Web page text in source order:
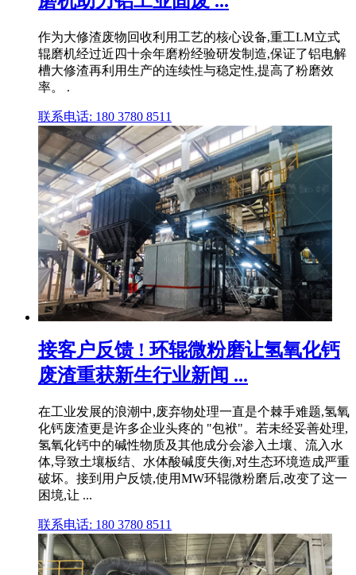
作为大修渣废物回收利用工艺的核心设备,重工LM立式
辊磨机经过近四十余年磨粉经验研发制造,保证了铝电解
槽大修渣再利用生产的连续性与稳定性,提高了粉磨效
率。 .
联系电话: 180 3780 8511
接客户反馈 ! 环辊微粉磨让氢氧化钙
废渣重获新生行业新闻 ...
在工业发展的浪潮中,废弃物处理一直是个棘手难题,氢氧
化钙废渣更是许多企业头疼的 "包袱"。若未经妥善处理,
氢氧化钙中的碱性物质及其他成分会渗入土壤、流入水
体,导致土壤板结、水体酸碱度失衡,对生态环境造成严重
破坏。接到用户反馈,使用MW环辊微粉磨后,改变了这一
困境,让 ...
联系电话: 180 3780 8511